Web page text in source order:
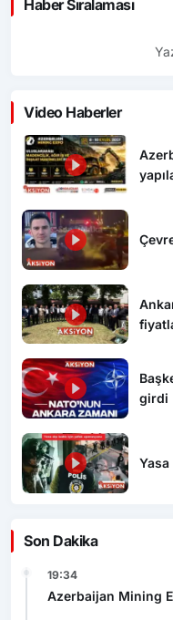
Haber Sıralaması
Video Haberler
girdi
Son Dakika
19:34
Azerbaijan Mining